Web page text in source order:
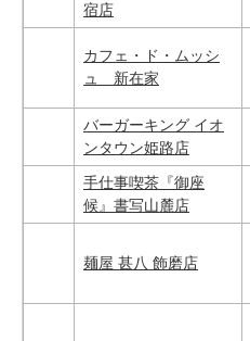
宿店
カフェ・ド・ムッシ
ュ 新在家
バーガーキング イオ
ンタウン姫路店
手仕事喫茶『御座
候』書写山麓店
麺屋 甚八 飾磨店